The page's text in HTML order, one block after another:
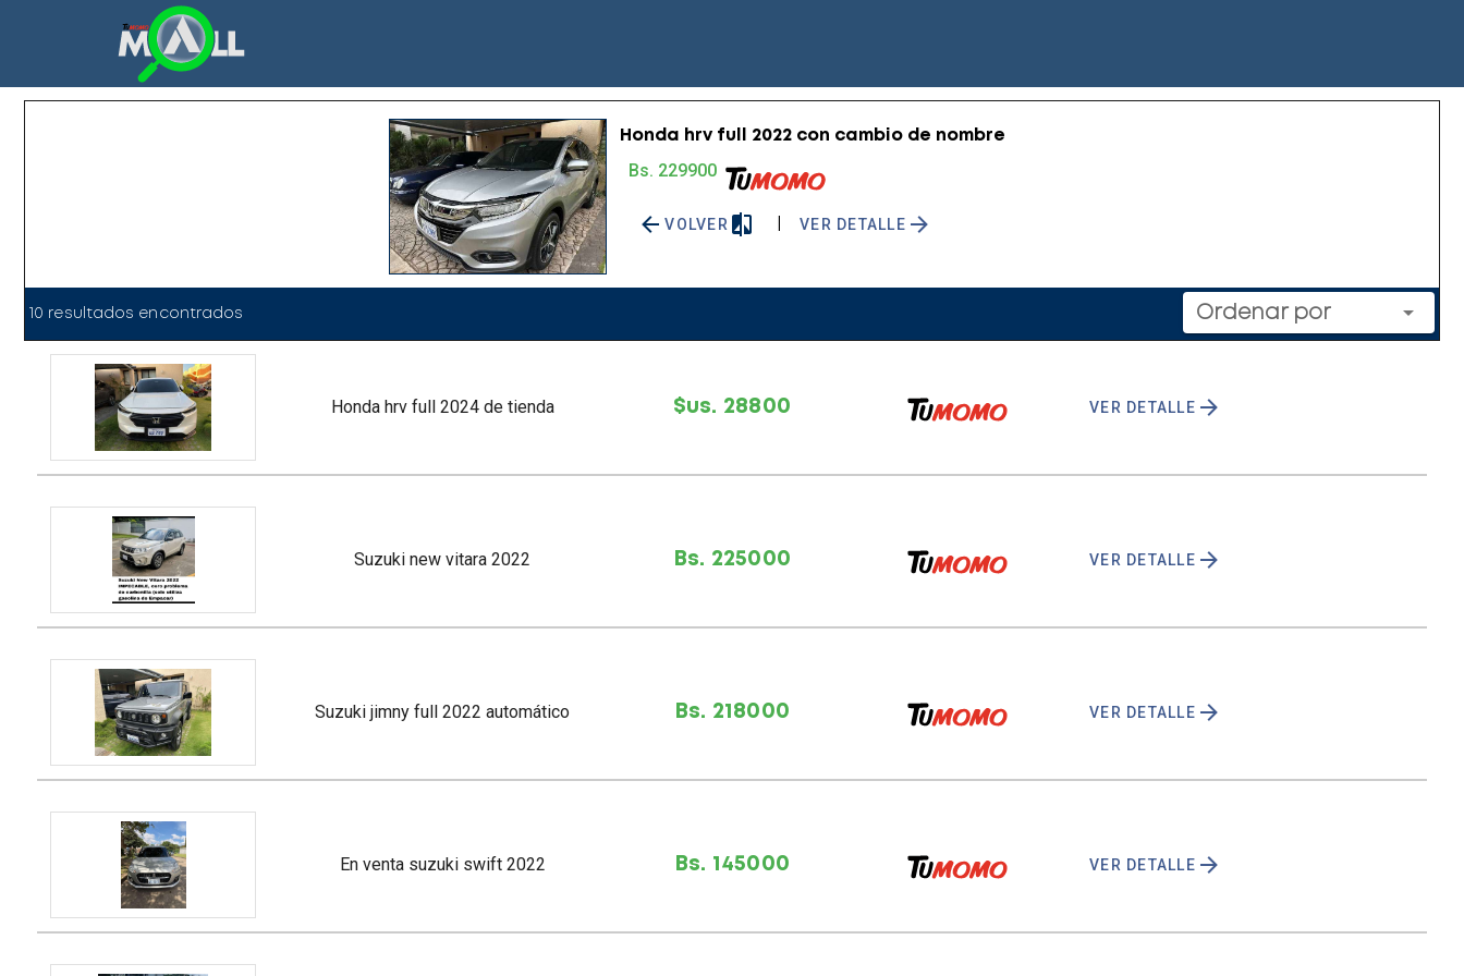
Honda hrv full 2022 con cambio de nombre
Bs. 229900
VOLVER VER DETALLE
10 resultados encontrados Ordenar por
honda hrv full 2024 de tienda $us. 28800 VER DETALLE
suzuki new vitara 2022 Bs. 225000 VER DETALLE
suzuki jimny full 2022 automático Bs. 218000 VER DETALLE
en venta suzuki swift 2022 Bs. 145000 VER DETALLE